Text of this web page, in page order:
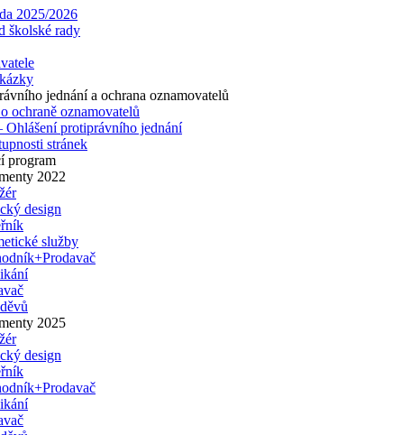
2025/2026
školské rady
jednání a ochrana oznamovatelů
ochraně oznamovatelů
Ohlášení protiprávního jednání
stránek
program
2022
design
služby
2025
design